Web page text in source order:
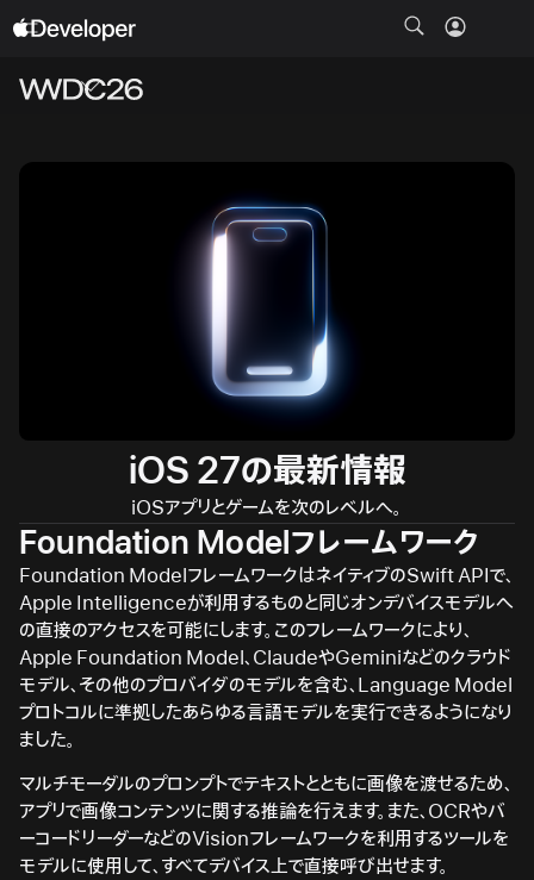
iOS 27の最新情報
iOSアプリとゲームを次のレベルへ。
Foundation Modelフレームワーク
Foundation ModelフレームワークはネイティブのSwift APIで、
Apple Intelligenceが利用するものと同じオンデバイスモデルへ
の直接のアクセスを可能にします。このフレームワークにより、
Apple Foundation Model、ClaudeやGeminiなどのクラウド
モデル、その他のプロバイダのモデルを含む、Language Model
プロトコルに準拠したあらゆる言語モデルを実行できるようになり
ました。
マルチモーダルのプロンプトでテキストとともに画像を渡せるため、
アプリで画像コンテンツに関する推論を行えます。また、OCRやバ
ーコードリーダーなどのVisionフレームワークを利用するツールを
モデルに使用して、すべてデバイス上で直接呼び出せます。